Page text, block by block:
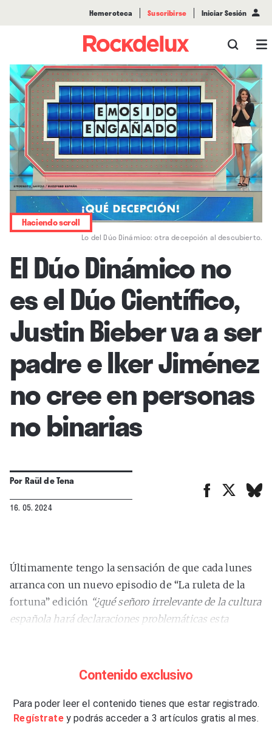
Hemeroteca Suscribirse Iniciar Sesión
Lo del Dúo Dinámico: otra decepción al descubierto.
Haciendo scroll
El Dúo Dinámico no
es el Dúo Científico,
Justin Bieber va a ser
padre e Iker Jiménez
no cree en personas
no binarias
PorRaül de Tena
16. 05. 2024
Últimamente tengo la sensación de que cada lunes
arranca con un nuevo episodio de “La ruleta de la
fortuna” edición “¿qué señoro irrelevante de la cultura
española hará declaraciones problemáticas esta
primera hora y me pregunto: ¿será Miguel Bosé?
Vaquerizo? ¿Quién será? ¿Quién?
Contenido exclusivo
Para poder leer el contenido tienes que estar registrado.
Regístrate y podrás acceder a 3 artículos gratis al mes.